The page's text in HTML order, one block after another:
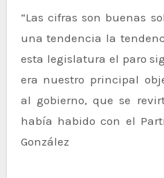
“Las cifras son buenas
una tendencia la
esta legislatura el paro
era nuestro principal
al gobierno, que se
había habido con el
González